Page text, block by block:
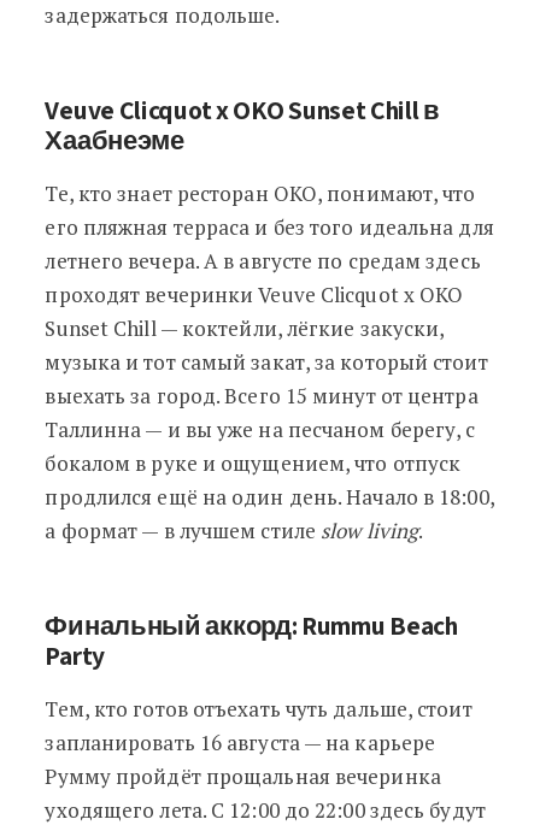
задержаться подольше.
Veuve Clicquot x OKO Sunset Chill в
Хаабнеэме
Те, кто знает ресторан OKO, понимают, что
его пляжная терраса и без того идеальна для
летнего вечера. А в августе по средам здесь
проходят вечеринки Veuve Clicquot x OKO
Sunset Chill — коктейли, лёгкие закуски,
музыка и тот самый закат, за который стоит
выехать за город. Всего 15 минут от центра
Таллинна — и вы уже на песчаном берегу, с
бокалом в руке и ощущением, что отпуск
продлился ещё на один день. Начало в 18:00,
а формат — в лучшем стиле slow living.
Финальный аккорд: Rummu Beach
Party
Тем, кто готов отъехать чуть дальше, стоит
запланировать 16 августа — на карьере
Румму пройдёт прощальная вечеринка
уходящего лета. С 12:00 до 22:00 здесь будут